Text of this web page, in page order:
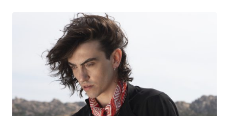
PALATOUR
Musica e Spettacolo
Sport
Radio Norba Consiglia
Leggerissime
Generale
Novità
Notiziario
Interviste
Oroscopo
Speciale Astrabilia 2026
Radio Norba News TV
Voce al Bari
Battiti Live 2026
Gallery